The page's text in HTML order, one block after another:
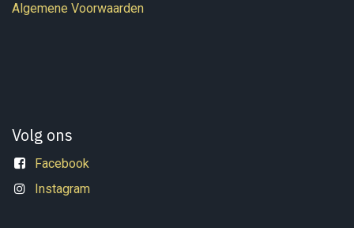
Algemene Voorwaarden
Volg ons
Facebook
Instagram